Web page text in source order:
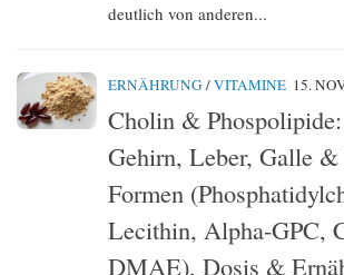
deutlich von anderen...
ERNÄHRUNG /VITAMINE 15.
Cholin &
Gehirn, Leber, Galle &
Formen
Lecithin, Alpha-GPC,
DMAE), Dosis &